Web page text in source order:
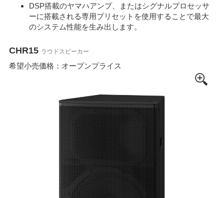
DSP搭載のヤマハアンプ、またはシグナルプロセッサ
ーに搭載される専用プリセットを使用することで最大
のシステム性能を生み出します。
CHR15 ラウドスピーカー
希望小売価格：オープンプライス